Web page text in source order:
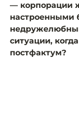
— корпорации
настроенными
ситуации,
постфактум?